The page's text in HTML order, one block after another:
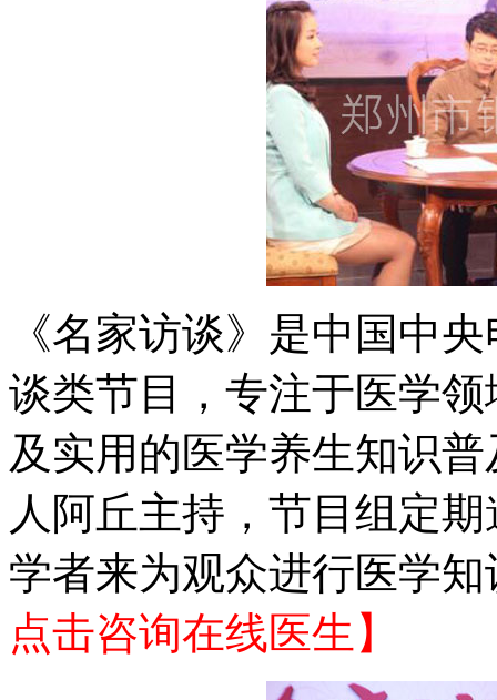
《名家访谈》是中国中
谈类节目，专注于医学
及实用的医学养生知识
人阿丘主持，节目组定
学者来为观众进行医学
点击咨询在线医生】